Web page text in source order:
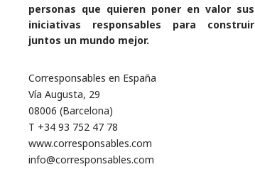
personas que quieren poner en valor sus
iniciativas responsables para construir
juntos un mundo mejor.
Corresponsables en España
Vía Augusta, 29
08006 (Barcelona)
T +34 93 752 47 78
www.corresponsables.com
info@corresponsables.com